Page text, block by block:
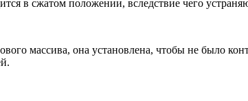
в сжатом положении, вследствие чего
массива, она установлена, чтобы не было